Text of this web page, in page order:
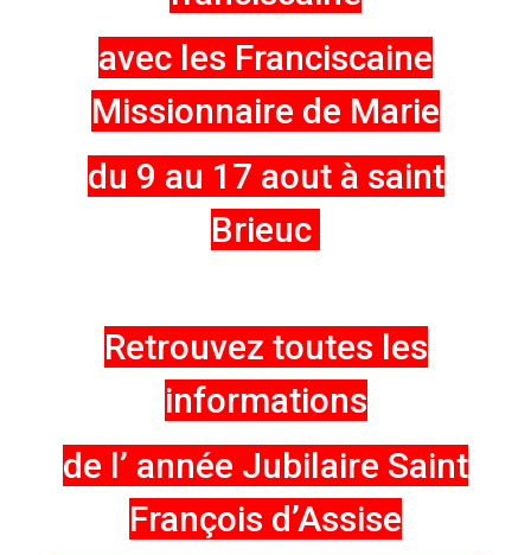
avec les Franciscaine
Missionnaire de Marie
du 9 au 17 aout à saint
Brieuc
Retrouvez toutes les
informations
de l’ année Jubilaire Saint
François d’Assise